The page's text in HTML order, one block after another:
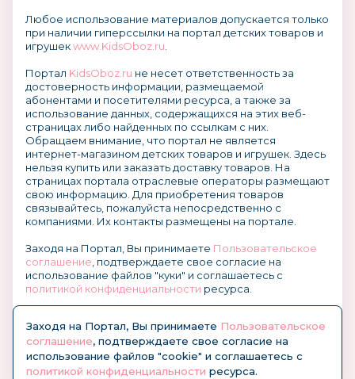
Любое использование материалов допускается только
при наличии гиперссылки на портал детских товаров и
игрушекwww.KidsOboz.ru
Портал KidsOboz.ru не несет ответственность за
достоверность информации, размещаемой
абонентами и посетителями ресурса, а также за
использование данных, содержащихся на этих веб-
страницах либо найденных по ссылкам с них.
Обращаем внимание, что портал не является
интернет-магазином детских товаров и игрушек. Здесь
нельзя купить или заказать доставку товаров. На
страницах портала отраслевые операторы размещают
свою информацию. Для приобретения товаров
связывайтесь, пожалуйста непосредственно с
компаниями. Их контакты размещены на портале.
Заходя на Портал, Вы принимаете Пользовательское
соглашение , подтверждаете свое согласие на
использование файлов "куки" и соглашаетесь с
политикой конфиденциальности ресурса.
Заходя на Портал, Вы принимаете Пользовательское
соглашение, подтверждаете свое согласие на
использование файлов "cookie" и соглашаетесь с
политикой конфиденциальности ресурса.